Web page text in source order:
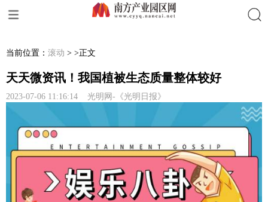
当前位置： 滚动 > >正文
天天微资讯！我国植被生态质量整体较好
2023-07-06 11:16:14 光明网-《光明日报》